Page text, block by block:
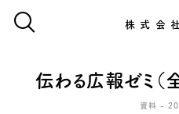
株式会
伝わる広報ゼミ（
資料 -